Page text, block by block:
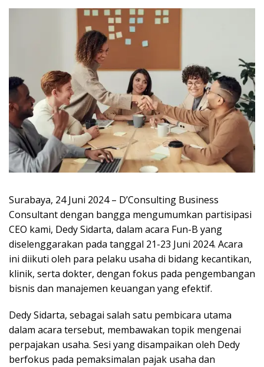
Surabaya, 24 Juni 2024 – D’Consulting Business
Consultant dengan bangga mengumumkan partisipasi
CEO kami, Dedy Sidarta, dalam acara Fun-B yang
diselenggarakan pada tanggal 21-23 Juni 2024. Acara
ini diikuti oleh para pelaku usaha di bidang kecantikan,
klinik, serta dokter, dengan fokus pada pengembangan
bisnis dan manajemen keuangan yang efektif.
Dedy Sidarta, sebagai salah satu pembicara utama
dalam acara tersebut, membawakan topik mengenai
perpajakan usaha. Sesi yang disampaikan oleh Dedy
berfokus pada pemaksimalan pajak usaha dan